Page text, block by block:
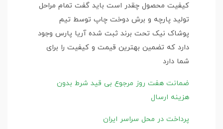
کیفیت محصول چقدر است باید گفت تمام مراحل
تولید پارچه و برش دوخت چاپ توسط تیم
پوشاک نیک تحت برند ثبت شده آریا پارس وجود
دارد که تضمین بهترین قیمت و کیفیت را برای
شما دارد
ضمانت هفت روز مرجوع بی قید شرط بدون
هزینه ارسال
پرداخت در محل سراسر ایران